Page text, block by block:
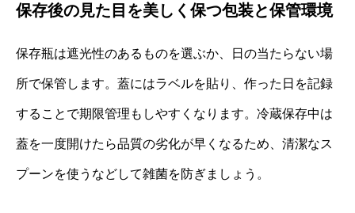
保存後の見た目を美しく保つ包装と保管環境
保存瓶は遮光性のあるものを選ぶか、日の当たらない場
所で保管します。蓋にはラベルを貼り、作った日を記録
することで期限管理もしやすくなります。冷蔵保存中は
蓋を一度開けたら品質の劣化が早くなるため、清潔なス
プーンを使うなどして雑菌を防ぎましょう。